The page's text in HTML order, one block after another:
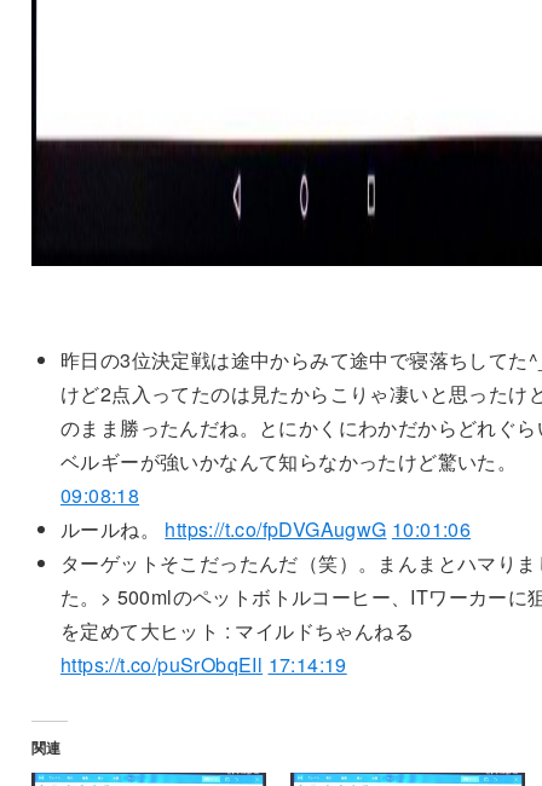
昨日の3位決定戦は途中からみて途中で寝落ちしてた
けど2点入ってたのは見たからこりゃ凄いと思ったけ
のまま勝ったんだね。とにかくにわかだからどれぐら
ベルギーが強いかなんて知らなかったけど驚いた。
09:08:18
ルールね。 https://t.co/fpDVGAugwG 10:01:06
ターゲットそこだったんだ（笑）。まんまとハマりま
た。> 500mlのペットボトルコーヒー、ITワーカーに
を定めて大ヒット : マイルドちゃんねる
https://t.co/puSrObqEIl 17:14:19
関連